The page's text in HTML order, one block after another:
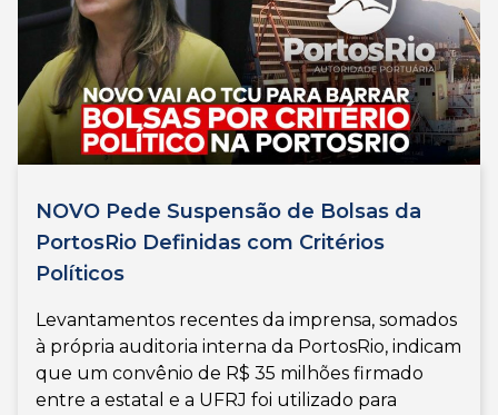
NOVO Pede Suspensão de Bolsas da
PortosRio Definidas com Critérios
Políticos
Levantamentos recentes da imprensa, somados
à própria auditoria interna da PortosRio, indicam
que um convênio de R$ 35 milhões firmado
entre a estatal e a UFRJ foi utilizado para